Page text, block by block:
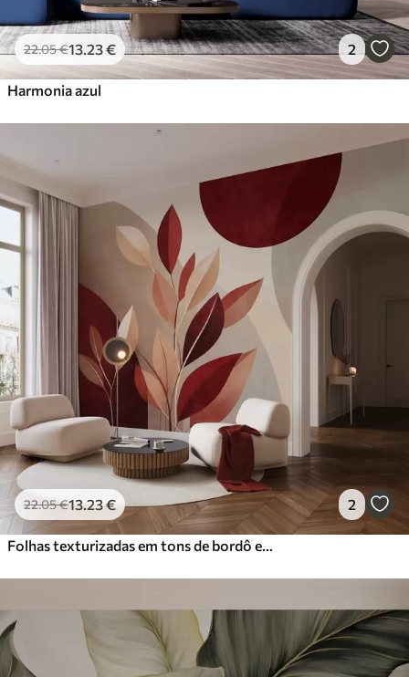
22.05€13 .23€ 2
Harmonia azul
22.05€13.23€ 2